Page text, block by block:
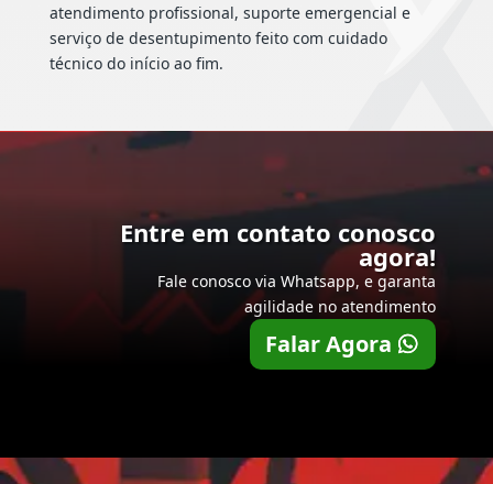
atendimento profissional, suporte emergencial e
serviço de desentupimento feito com cuidado
técnico do início ao fim.
Entre em contato conosco
agora!
Fale conosco via Whatsapp, e garanta
agilidade no atendimento
Falar Agora